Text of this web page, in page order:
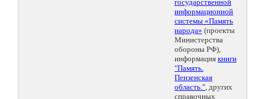
государственной
информационной
системы «Память
народа» (проекты
Министерства
обороны РФ),
информация книги
"Память.
Пензенская
область.", других
справочных